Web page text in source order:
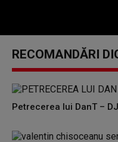
seconds
RECOMANDĂRI
Petrecerea lui DanT –